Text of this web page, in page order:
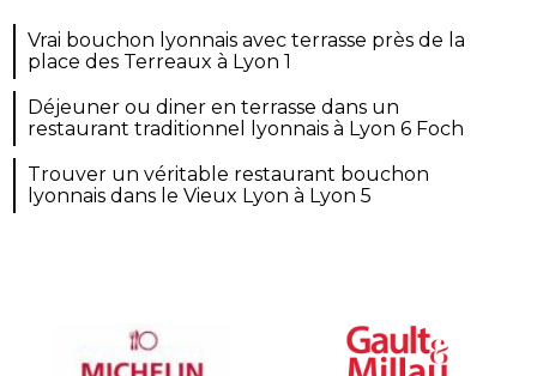
Vrai bouchon lyonnais avec terrasse près de la
place des Terreaux à Lyon 1
Déjeuner ou diner en terrasse dans un
restaurant traditionnel lyonnais à Lyon 6 Foch
Trouver un véritable restaurant bouchon
lyonnais dans le Vieux Lyon à Lyon 5